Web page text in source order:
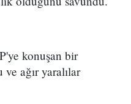
konuşan bir
ağır yaralılar